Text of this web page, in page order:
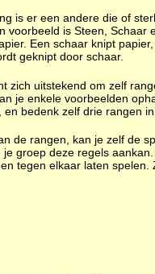
is er een andere die of
voorbeeld is Steen, Schaar
Een schaar knipt
geknipt door schaar.
zich uitstekend om zelf
je enkele voorbeelden
bedenk zelf drie rangen
de rangen, kan je zelf de
groep deze regels
tegen elkaar laten